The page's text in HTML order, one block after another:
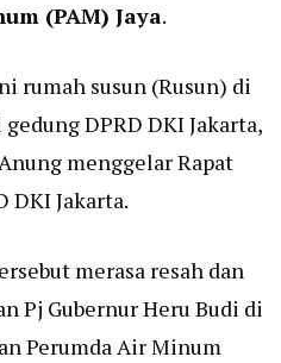
(PAM) Jaya.
rumah susun (Rusun) di
DPRD DKI Jakarta,
menggelar Rapat
DKI Jakarta.
merasa resah dan
Pj Gubernur Heru Budi di
Perumda Air Minum